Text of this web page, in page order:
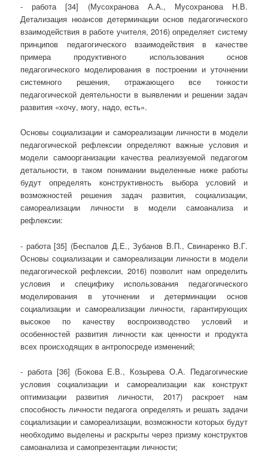
- работа [34] (Мусохранова А.А., Мусохранова Н.В.
Детализация нюансов детерминации основ педагогического
взаимодействия в работе учителя, 2016) определяет систему
принципов педагогического взаимодействия в качестве
примера продуктивного использования основ
педагогического моделирования в построении и уточнении
системного решения, отражающего все тонкости
педагогической деятельности в выявлении и решении задач
развития «хочу, могу, надо, есть».
Основы социализации и самореализации личности в модели
педагогической рефлексии определяют важные условия и
модели самоорганизации качества реализуемой педагогом
детальности, в таком понимании выделенные ниже работы
будут определять конструктивность выбора условий и
возможностей решения задач развития, социализации,
самореализации личности в модели самоанализа и
рефлексии:
- работа [35] (Беспалов Д.Е., Зубанов В.П., Свинаренко В.Г.
Основы социализации и самореализации личности в модели
педагогической рефлексии, 2016) позволит нам определить
условия и специфику использования педагогического
моделирования в уточнении и детерминации основ
социализации и самореализации личности, гарантирующих
высокое по качеству воспроизводство условий и
особенностей развития личности как ценности и продукта
всех происходящих в антропосреде изменений;
- работа [36] (Бокова Е.В., Козырева О.А. Педагогические
условия социализации и самореализации как конструкт
оптимизации развития личности, 2017) раскроет нам
способность личности педагога определять и решать задачи
социализации и самореализации, возможности которых будут
необходимо выделены и раскрыты через призму конструктов
самоанализа и самопрезентации личности;